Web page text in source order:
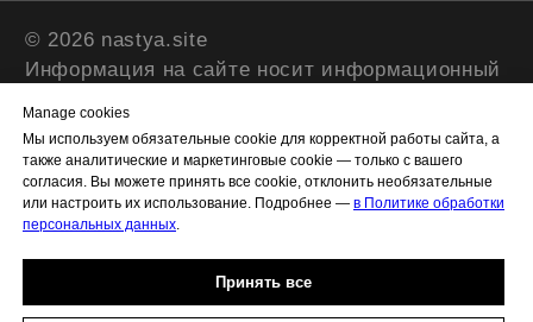
Manage cookies
Мы используем обязательные cookie для корректной работы сайта, а
также аналитические и маркетинговые cookie — только с вашего
согласия. Вы можете принять все cookie, отклонить необязательные
или настроить их использование. Подробнее — в Политике обработки
персональных данных
Принять все